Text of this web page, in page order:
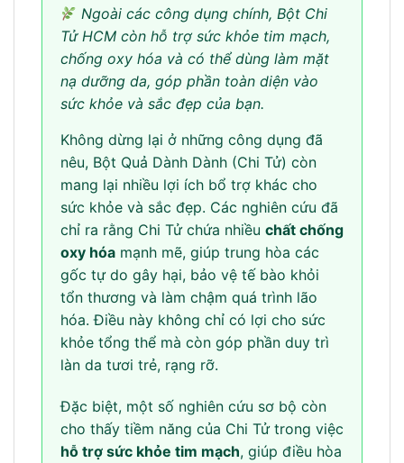
Ngoài các công dụng chính, Bột Chi
Tử HCM còn hỗ trợ sức khỏe tim mạch,
chống oxy hóa và có thể dùng làm mặt
nạ dưỡng da, góp phần toàn diện vào
sức khỏe và sắc đẹp của bạn.
Không dừng lại ở những công dụng đã
nêu, Bột Quả Dành Dành (Chi Tử) còn
mang lại nhiều lợi ích bổ trợ khác cho
sức khỏe và sắc đẹp. Các nghiên cứu đã
chỉ ra rằng Chi Tử chứa nhiều chất chống
oxy hóa mạnh mẽ, giúp trung hòa các
gốc tự do gây hại, bảo vệ tế bào khỏi
tổn thương và làm chậm quá trình lão
hóa. Điều này không chỉ có lợi cho sức
khỏe tổng thể mà còn góp phần duy trì
làn da tươi trẻ, rạng rỡ.
Đặc biệt, một số nghiên cứu sơ bộ còn
cho thấy tiềm năng của Chi Tử trong việc
hỗ trợ sức khỏe tim mạch, giúp điều hòa